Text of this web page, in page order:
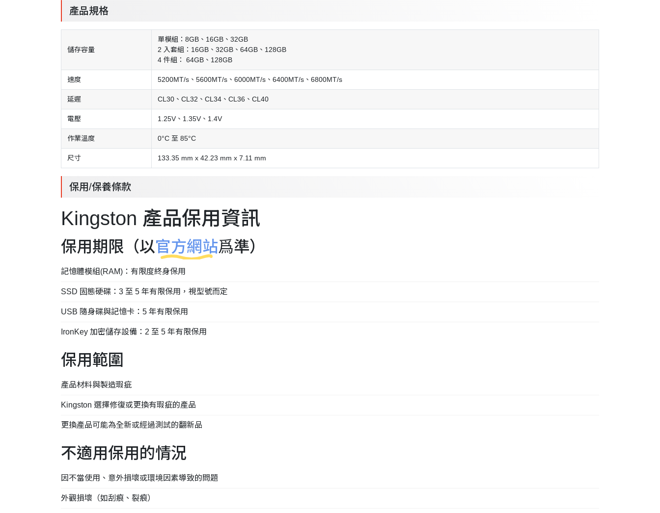
產品規格
儲存容量
單模組：8GB、16GB、32GB
2 入套組：16GB、32GB、64GB、128GB
4 件組： 64GB、128GB
速度 5200MT/s、5600MT/s、6000MT/s、6400MT/s、6800MT/s
延遲 CL30、CL32、CL34、CL36、CL40
電壓 1.25V、1.35V、1.4V
作業溫度 0°C 至 85°C
尺寸 133.35 mm x 42.23 mm x 7.11 mm
保用/保養條款
Kingston 產品保用資訊
保用期限（以官方網站爲準）
記憶體模組(RAM)：有限度終身保用
SSD 固態硬碟：3 至 5 年有限保用，視型號而定
USB 隨身碟與記憶卡：5 年有限保用
IronKey 加密儲存設備：2 至 5 年有限保用
保用範圍
產品材料與製造瑕疵
Kingston 選擇修復或更換有瑕疵的產品
更換產品可能為全新或經過測試的翻新品
不適用保用的情況
因不當使用、意外損壞或環境因素導致的問題
外觀損壞（如刮痕、裂痕）